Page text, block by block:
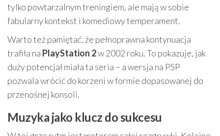
tylko powtarzalnym treningiem, ale mają w sobie
fabularny kontekst i komediowy temperament.
Warto też pamiętać, że pełnoprawna kontynuacja
trafiła na PlayStation 2w 2002 roku. To pokazuje, jak
duży potencjał miała ta seria – a wersja na PSP
pozwala wrócić do korzeni w formie dopasowanej do
przenośnej konsoli.
Muzyka jako klucz do sukcesu